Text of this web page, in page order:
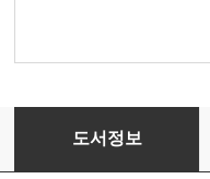
수상한 영화관
도서정보